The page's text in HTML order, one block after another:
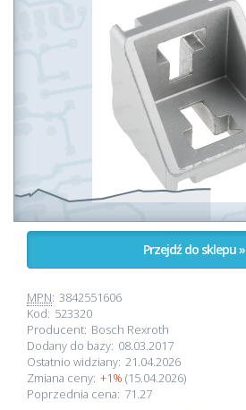
Przejdź do sklepu »
MPN: 3842551606
Kod: 523320
Producent: Bosch Rexroth
Dodany do bazy: 08.03.2017
Ostatnio widziany: 21.04.2026
Zmiana ceny: +1% (15.04.2026)
Poprzednia cena: 71.27